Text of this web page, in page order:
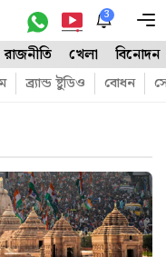
3
রাজনীতি খেলা বিনোদন
ব্র্যান্ড ষ্টুডিও বোধন